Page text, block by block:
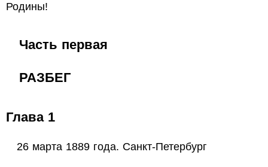
Родины!
Часть первая
РАЗБЕГ
Глава 1
26 марта 1889 года. Санкт-Петербург